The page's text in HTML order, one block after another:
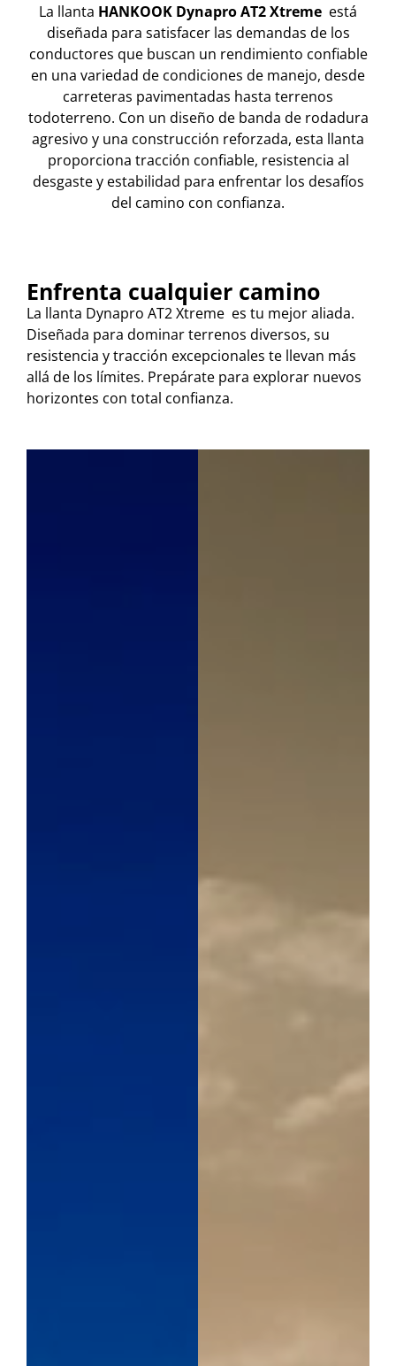
La llanta HANKOOK Dynapro AT2 Xtreme está
diseñada para satisfacer las demandas de los
conductores que buscan un rendimiento confiable
en una variedad de condiciones de manejo, desde
carreteras pavimentadas hasta terrenos
todoterreno. Con un diseño de banda de rodadura
agresivo y una construcción reforzada, esta llanta
proporciona tracción confiable, resistencia al
desgaste y estabilidad para enfrentar los desafíos
del camino con confianza.
Enfrenta cualquier camino
La llanta Dynapro AT2 Xtreme es tu mejor aliada.
Diseñada para dominar terrenos diversos, su
resistencia y tracción excepcionales te llevan más
allá de los límites. Prepárate para explorar nuevos
horizontes con total confianza.